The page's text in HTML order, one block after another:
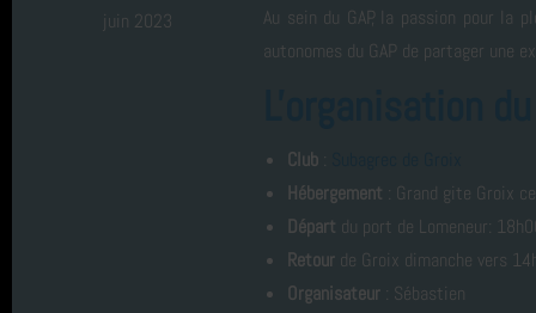
juin 2023
Au sein du GAP, la passion pour la
autonomes du GAP de partager une
Club:
Hébergement : Grand gite Groix
Départ du port de Lomeneur:
Retourde Groix dimanche vers
Organisateur : Sébastien